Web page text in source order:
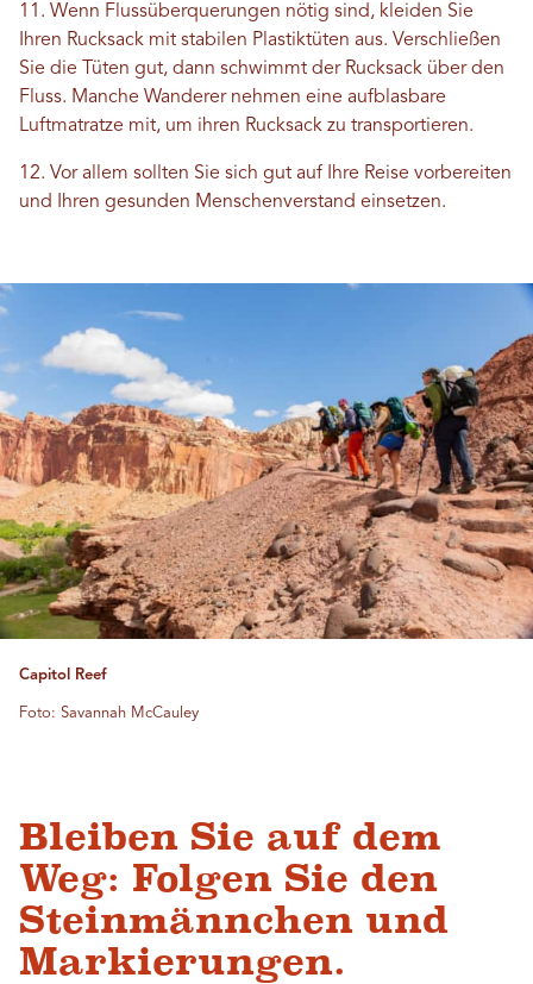
11. Wenn Flussüberquerungen nötig sind, kleiden Sie
Ihren Rucksack mit stabilen Plastiktüten aus. Verschließen
Sie die Tüten gut, dann schwimmt der Rucksack über den
Fluss. Manche Wanderer nehmen eine aufblasbare
Luftmatratze mit, um ihren Rucksack zu transportieren.
12. Vor allem sollten Sie sich gut auf Ihre Reise vorbereiten
und Ihren gesunden Menschenverstand einsetzen.
Capitol Reef
Foto: Savannah McCauley
Bleiben Sie auf dem
Weg: Folgen Sie den
Steinmännchen und
Markierungen.